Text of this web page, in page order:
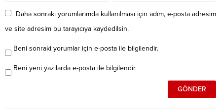
Daha sonraki yorumlarımda kullanılması için adım, e-posta adresim
ve site adresim bu tarayıcıya kaydedilsin.
Beni sonraki yorumlar için e-posta ile bilgilendir.
Beni yeni yazılarda e-posta ile bilgilendir.